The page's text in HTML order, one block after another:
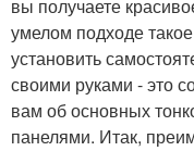
вы получаете
умелом подходе
установить
своими руками - это
вам об основных
панелями. Итак,